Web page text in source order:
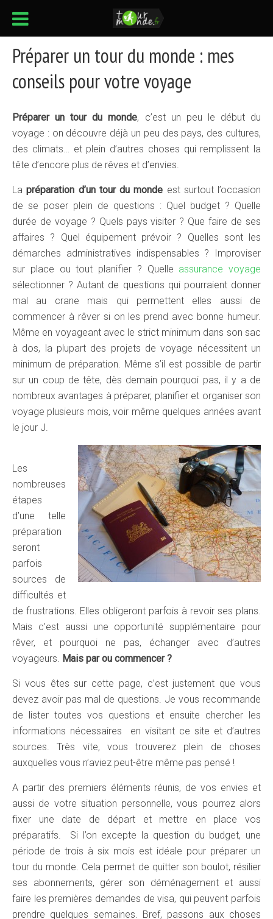
Préparer un tour du monde : mes
conseils pour votre voyage
Préparer un tour du monde, c’est un peu le début du
voyage : on découvre déjà un peu des pays, des cultures,
des climats… et plein d’autres choses qui remplissent la
tête d’encore plus de rêves et d’envies.
Lapréparation d’un tour du monde est surtout l’occasion
de se poser plein de questions : Quel budget ? Quelle
durée de voyage ? Quels pays visiter ? Que faire de ses
affaires ? Quel équipement prévoir ? Quelles sont les
démarches administratives indispensables ? Improviser
sur place ou tout planifier ? Quelle assurance voyage
sélectionner ? Autant de questions qui pourraient donner
mal au crane mais qui permettent elles aussi de
commencer à rêver si on les prend avec bonne humeur.
Même en voyageant avec le strict minimum dans son sac
à dos, la plupart des projets de voyage nécessitent un
minimum de préparation. Même s’il est possible de partir
sur un coup de tête, dès demain pourquoi pas, il y a de
nombreux avantages à préparer, planifier et organiser son
voyage plusieurs mois, voir même quelques années avant
le jour J.
Les
nombreuses
étapes
d’une telle
préparation
seront
parfois
sources de
difficultés et
de frustrations. Elles obligeront parfois à revoir ses plans.
Mais c’est aussi une opportunité supplémentaire pour
rêver, et pourquoi ne pas, échanger avec d’autres
voyageurs. Mais par ou commencer ?
Si vous êtes sur cette page, c’est justement que vous
devez avoir pas mal de questions. Je vous recommande
de lister toutes vos questions et ensuite chercher les
informations nécessaires en visitant ce site et d’autres
sources. Très vite, vous trouverez plein de choses
auxquelles vous n’aviez peut-être même pas pensé !
A partir des premiers éléments réunis, de vos envies et
aussi de votre situation personnelle, vous pourrez alors
fixer une date de départ et mettre en place vos
préparatifs. Si l’on excepte la question du budget, une
période de trois à six mois est idéale pour préparer un
tour du monde. Cela permet de quitter son boulot, résilier
ses abonnements, gérer son déménagement et aussi
faire les premières demandes de visa, qui peuvent parfois
prendre quelques semaines. Bref, passons aux choses